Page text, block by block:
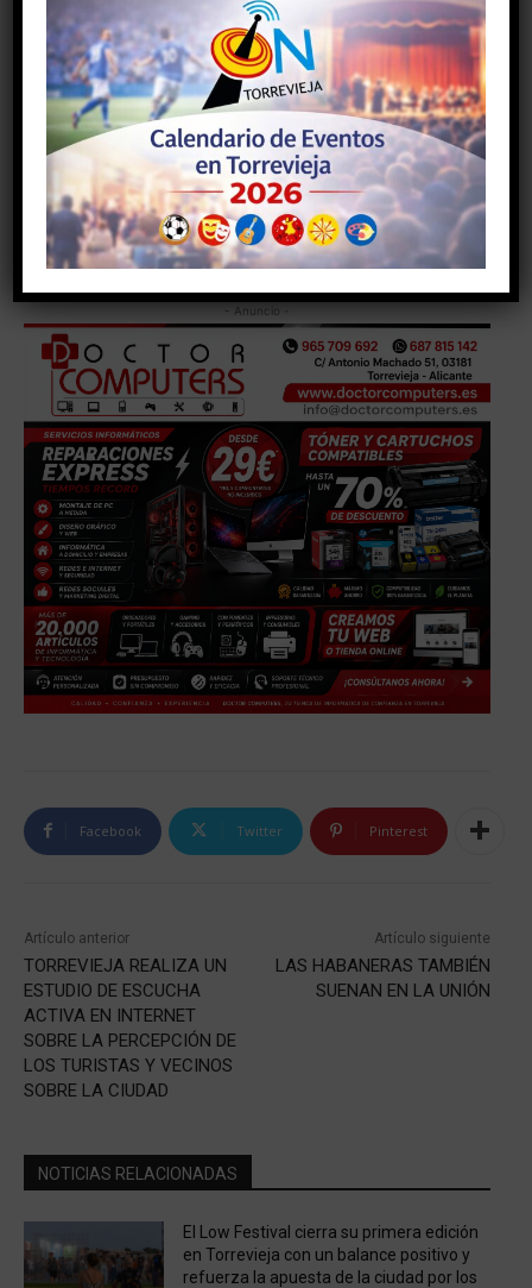
Todos los días a partir de las 20:30 horas, se ofrecerá a
todos los asistentes un sorteo de regalos a cargo de la
Asociación de Fiestas del Barrio de San Roque.Por
último, el martes 17 de agosto se pondrá el punto y
final a las fiestas con una misa en la Iglesia Parroquial
de San Roque y Santa Ana, en sufragio de todos los
difuntos del barrio, que comenzará a las 20:00 horas.
- Anuncio -
Facebook Twitter Pinterest
Artículo anterior
TORREVIEJA REALIZA UN
ESTUDIO DE ESCUCHA
ACTIVA EN INTERNET
SOBRE LA PERCEPCIÓN DE
LOS TURISTAS Y VECINOS
SOBRE LA CIUDAD
Artículo siguiente
LAS HABANERAS TAMBIÉN
SUENAN EN LA UNIÓN
NOTICIAS RELACIONADAS
El Low Festival cierra su primera edición
en Torrevieja con un balance positivo y
refuerza la apuesta de la ciudad por los